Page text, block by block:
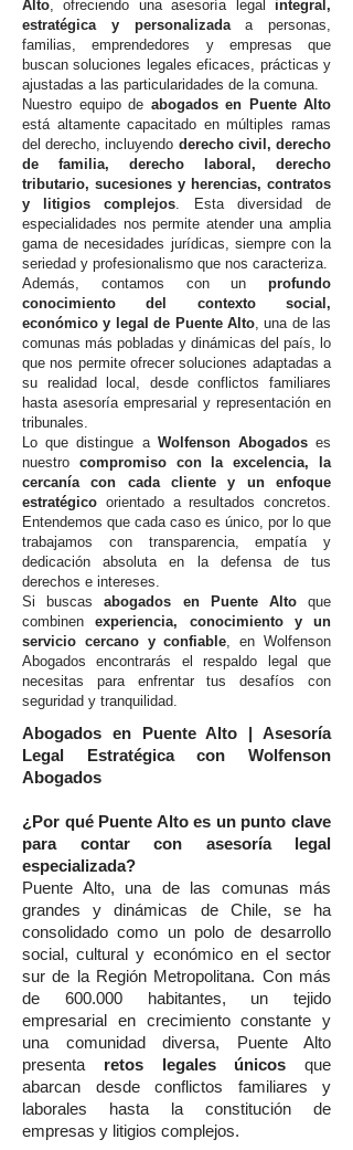
Alto, ofreciendo una asesoría legal integral,
estratégica y personalizadaa personas,
familias, emprendedores y empresas que
buscan soluciones legales eficaces, prácticas y
ajustadas a las particularidades de la comuna.
Nuestro equipo de abogados en Puente Alto
está altamente capacitado en múltiples ramas
del derecho, incluyendo derecho civil, derecho
de familia, derecho laboral, derecho
tributario, sucesiones y herencias, contratos
y litigios complejos. Esta diversidad de
especialidades nos permite atender una amplia
gama de necesidades jurídicas, siempre con la
seriedad y profesionalismo que nos caracteriza.
Además, contamos con un profundo
conocimiento del contexto social,
económico y legal de Puente Alto, una de las
comunas más pobladas y dinámicas del país, lo
que nos permite ofrecer soluciones adaptadas a
su realidad local, desde conflictos familiares
hasta asesoría empresarial y representación en
tribunales.
Lo que distingue a Wolfenson Abogadoses
nuestro compromiso con la excelencia, la
cercanía con cada cliente y un enfoque
estratégico orientado a resultados concretos.
Entendemos que cada caso es único, por lo que
trabajamos con transparencia, empatía y
dedicación absoluta en la defensa de tus
derechos e intereses.
Si buscasabogados en Puente Altoque
combinenexperiencia, conocimiento y un
servicio cercano y confiable, en Wolfenson
Abogados encontrarás el respaldo legal que
necesitas para enfrentar tus desafíos con
seguridad y tranquilidad.
Abogados en Puente Alto | Asesoría
Legal Estratégica con Wolfenson
Abogados
¿Por qué Puente Alto es un punto clave
para contar con asesoría legal
especializada?
Puente Alto, una de las comunas más
grandes y dinámicas de Chile, se ha
consolidado como un polo de desarrollo
social, cultural y económico en el sector
sur de la Región Metropolitana. Con más
de 600.000 habitantes, un tejido
empresarial en crecimiento constante y
una comunidad diversa, Puente Alto
presenta retos legales únicos que
abarcan desde conflictos familiares y
laborales hasta la constitución de
empresas y litigios complejos.